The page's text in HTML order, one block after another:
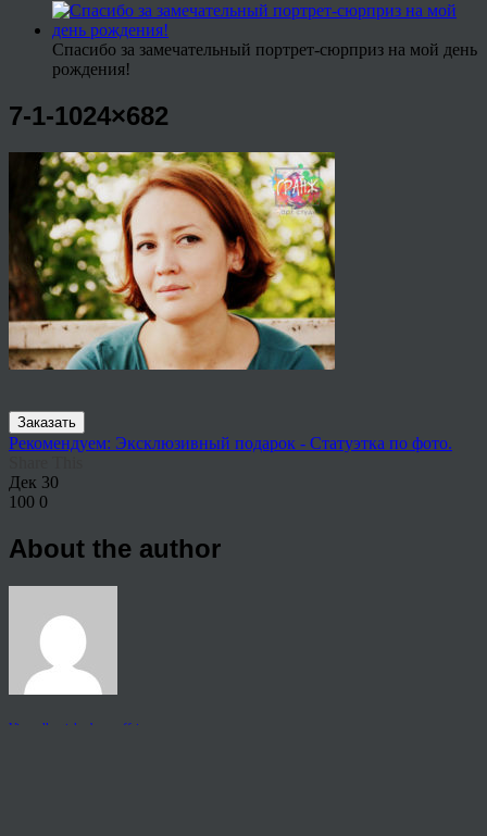
Спасибо за замечательный портрет-сюрприз на мой день
рождения!
7-1-1024×682
Заказать
Рекомендуем: Эксклюзивный подарок - Статуэтка по фото.
Дек 30
100 0
About the author
View all articles by rauffri